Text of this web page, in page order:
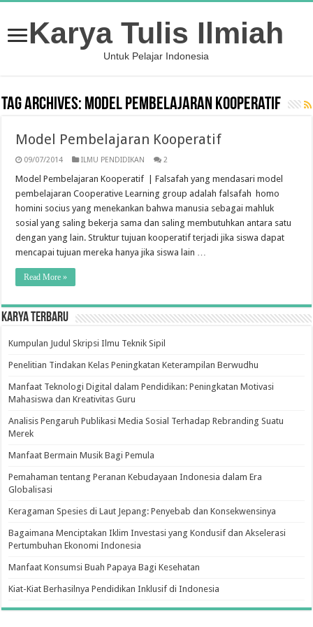
Karya Tulis Ilmiah
Untuk Pelajar Indonesia
Tag Archives: Model Pembelajaran Kooperatif
Model Pembelajaran Kooperatif
09/07/2014 ILMU PENDIDIKAN 2
Model Pembelajaran Kooperatif | Falsafah yang mendasari model
pembelajaran Cooperative Learning group adalah falsafah homo
homini socius yang menekankan bahwa manusia sebagai mahluk
sosial yang saling bekerja sama dan saling membutuhkan antara satu
dengan yang lain. Struktur tujuan kooperatif terjadi jika siswa dapat
mencapai tujuan mereka hanya jika siswa lain …
Read More »
Karya Terbaru
Kumpulan Judul Skripsi Ilmu Teknik Sipil
Penelitian Tindakan Kelas Peningkatan Keterampilan Berwudhu
Manfaat Teknologi Digital dalam Pendidikan: Peningkatan Motivasi
Mahasiswa dan Kreativitas Guru
Analisis Pengaruh Publikasi Media Sosial Terhadap Rebranding Suatu
Merek
Manfaat Bermain Musik Bagi Pemula
Pemahaman tentang Peranan Kebudayaan Indonesia dalam Era
Globalisasi
Keragaman Spesies di Laut Jepang: Penyebab dan Konsekwensinya
Bagaimana Menciptakan Iklim Investasi yang Kondusif dan Akselerasi
Pertumbuhan Ekonomi Indonesia
Manfaat Konsumsi Buah Papaya Bagi Kesehatan
Kiat-Kiat Berhasilnya Pendidikan Inklusif di Indonesia